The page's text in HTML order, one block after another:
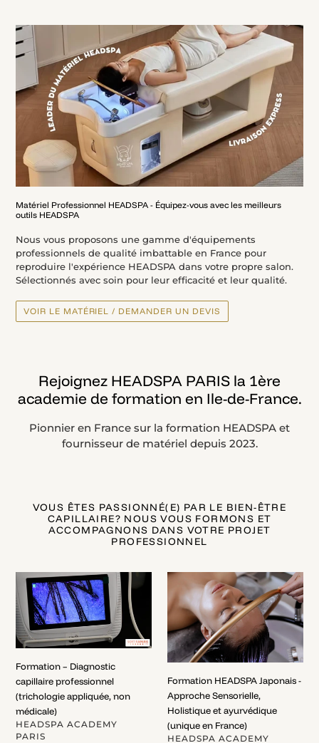
Matériel Professionnel HEADSPA - Équipez-vous avec les meilleurs
outils HEADSPA
Nous vous proposons une gamme d'équipements
professionnels de qualité imbattable en France pour
reproduire l'expérience HEADSPA dans votre propre salon.
Sélectionnés avec soin pour leur efficacité et leur qualité.
VOIR LE MATÉRIEL / DEMANDER UN DEVIS
Rejoignez HEADSPA PARIS la 1ère
academie de formation en Ile-de-France.
Pionnier en France sur la formation HEADSPA et
fournisseur de matériel depuis 2023.
VOUS ÊTES PASSIONNÉ(E) PAR LE BIEN-ÊTRE
CAPILLAIRE? NOUS VOUS FORMONS ET
ACCOMPAGNONS DANS VOTRE PROJET
PROFESSIONNEL
Formation
–
Diagnostic
capillaire
professionnel
appliquée,
non
médicale)
Formation – Diagnostic
capillaire professionnel
(trichologie appliquée, non
médicale)
DISTRIBUTEUR
HEADSPA ACADEMY
PARIS
Formation
HEADSPA
Japonais
-
Approche
Sensorielle,
et
ayurvédique
(unique
en
Formation HEADSPA Japonais -
Approche Sensorielle,
Holistique et ayurvédique
(unique en France)
DISTRIBUTEUR
HEADSPA ACADEMY